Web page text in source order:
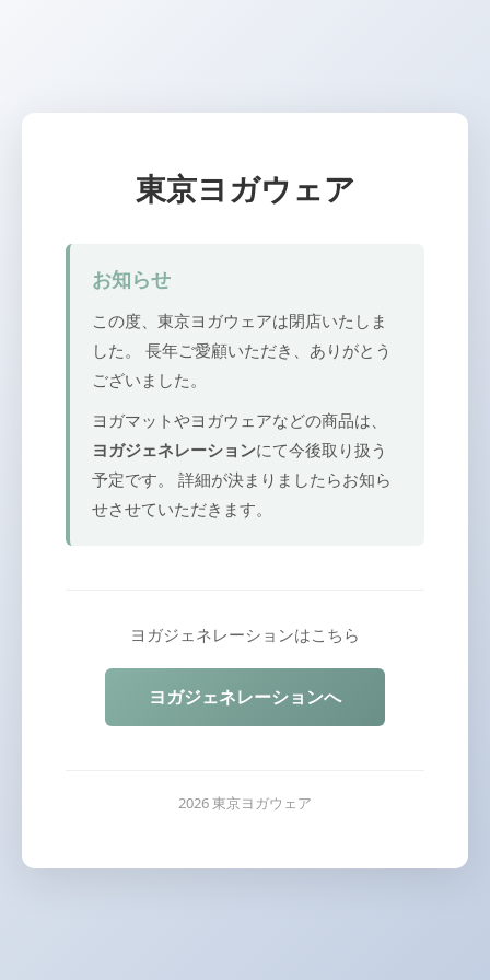
東京ヨガウェア
お知らせ
この度、東京ヨガウェアは閉店いたしま
した。 長年ご愛顧いただき、ありがとう
ございました。
ヨガマットやヨガウェアなどの商品は、
ヨガジェネレーションにて今後取り扱う
予定です。 詳細が決まりましたらお知ら
せさせていただきます。
ヨガジェネレーションはこちら
ヨガジェネレーションへ
2026 東京ヨガウェア